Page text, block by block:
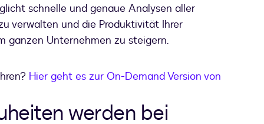
schnelle und genaue Analysen aller
verwalten und die Produktivität Ihrer
ganzen Unternehmen zu steigern.
Hier geht es zur On-Demand Version von
werden bei